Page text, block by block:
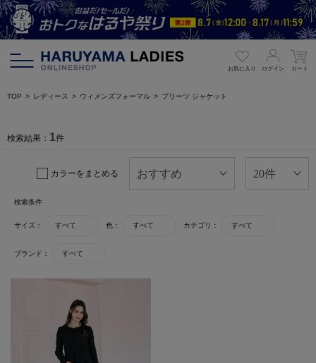
お気に入り ログイン カート
TOP レディース ウィメンズフォーマル プリーツ ジャケット
検索結果： 1件
カラーをまとめる
検索条件
サイズ： すべて 色： すべて カテゴリ： すべて
ブランド： すべて